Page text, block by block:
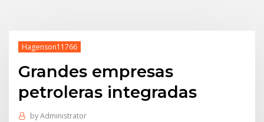
Hagenson11766
Grandes empresas
petroleras integradas
byAdministrator